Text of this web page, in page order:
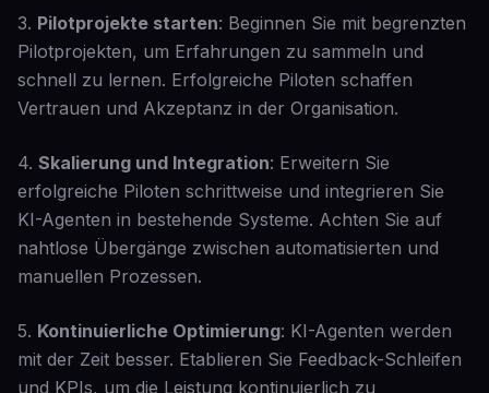
3. Pilotprojekte starten: Beginnen Sie mit begrenzten
Pilotprojekten, um Erfahrungen zu sammeln und
schnell zu lernen. Erfolgreiche Piloten schaffen
Vertrauen und Akzeptanz in der Organisation.
4. Skalierung und Integration: Erweitern Sie
erfolgreiche Piloten schrittweise und integrieren Sie
KI-Agenten in bestehende Systeme. Achten Sie auf
nahtlose Übergänge zwischen automatisierten und
manuellen Prozessen.
5. Kontinuierliche Optimierung: KI-Agenten werden
mit der Zeit besser. Etablieren Sie Feedback-Schleifen
und KPIs, um die Leistung kontinuierlich zu